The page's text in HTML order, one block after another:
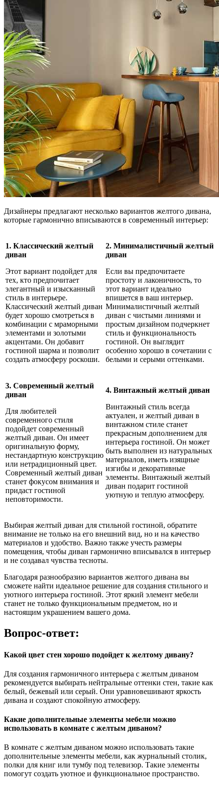
Дизайнеры предлагают несколько вариантов желтого дивана,
которые гармонично вписываются в современный интерьер:
1. Классический желтый
диван
Этот вариант подойдет для
тех, кто предпочитает
элегантный и изысканный
стиль в интерьере.
Классический желтый диван
будет хорошо смотреться в
комбинации с мраморными
элементами и золотыми
акцентами. Он добавит
гостиной шарма и позволит
создать атмосферу роскоши.
2. Минималистичный желтый
диван
Если вы предпочитаете
простоту и лаконичность, то
этот вариант идеально
впишется в ваш интерьер.
Минималистичный желтый
диван с чистыми линиями и
простым дизайном подчеркнет
стиль и функциональность
гостиной. Он выглядит
особенно хорошо в сочетании с
белыми и серыми оттенками.
3. Современный желтый
диван
Для любителей
современного стиля
подойдет современный
желтый диван. Он имеет
оригинальную форму,
нестандартную конструкцию
или нетрадиционный цвет.
Современный желтый диван
станет фокусом внимания и
придаст гостиной
неповторимости.
4. Винтажный желтый диван
Винтажный стиль всегда
актуален, и желтый диван в
винтажном стиле станет
прекрасным дополнением для
интерьера гостиной. Он может
быть выполнен из натуральных
материалов, иметь изящные
изгибы и декоративные
элементы. Винтажный желтый
диван подарит гостиной
уютную и теплую атмосферу.
Выбирая желтый диван для стильной гостиной, обратите
внимание не только на его внешний вид, но и на качество
материалов и удобство. Важно также учесть размеры
помещения, чтобы диван гармонично вписывался в интерьер
и не создавал чувства тесноты.
Благодаря разнообразию вариантов желтого дивана вы
сможете найти идеальное решение для создания стильного и
уютного интерьера гостиной. Этот яркий элемент мебели
станет не только функциональным предметом, но и
настоящим украшением вашего дома.
Вопрос-ответ:
Какой цвет стен хорошо подойдет к желтому дивану?
Для создания гармоничного интерьера с желтым диваном
рекомендуется выбирать нейтральные оттенки стен, такие как
белый, бежевый или серый. Они уравновешивают яркость
дивана и создают спокойную атмосферу.
Какие дополнительные элементы мебели можно
использовать в комнате с желтым диваном?
В комнате с желтым диваном можно использовать такие
дополнительные элементы мебели, как журнальный столик,
полки для книг или тумбу под телевизор. Такие элементы
помогут создать уютное и функциональное пространство.